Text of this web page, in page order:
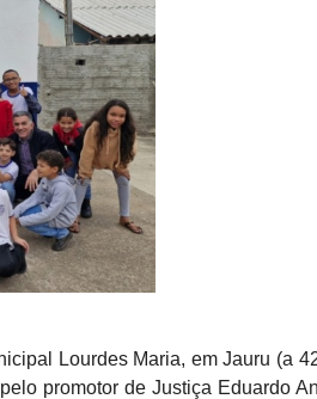
Lourdes Maria, em Jauru (a
promotor de Justiça Eduardo